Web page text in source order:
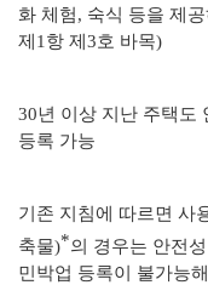
화 체험, 숙식 등을 제
제1항 제3호 바목)
30년 이상 지난 주택도
등록 가능
기존 지침에 따르면 사
축물)*의 경우는 안전
민박업 등록이 불가능해